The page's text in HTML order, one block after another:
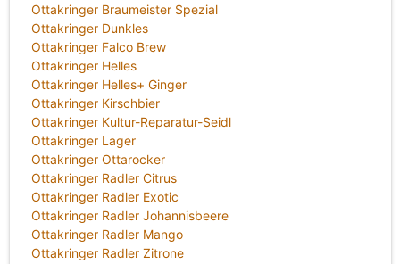
Ottakringer Braumeister Spezial
Ottakringer Dunkles
Ottakringer Falco Brew
Ottakringer Helles
Ottakringer Helles+ Ginger
Ottakringer Kirschbier
Ottakringer Kultur-Reparatur-Seidl
Ottakringer Lager
Ottakringer Ottarocker
Ottakringer Radler Citrus
Ottakringer Radler Exotic
Ottakringer Radler Johannisbeere
Ottakringer Radler Mango
Ottakringer Radler Zitrone